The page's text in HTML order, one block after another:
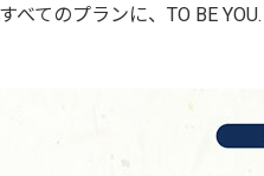
べてのプランに、TO BE